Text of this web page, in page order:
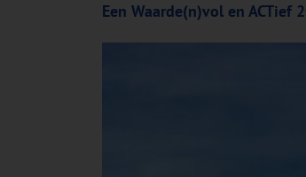
Een Waarde(n)vol en ACTief